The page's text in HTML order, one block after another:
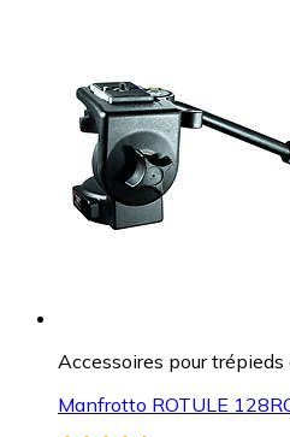
Accessoires pour
Manfrotto ROTULE